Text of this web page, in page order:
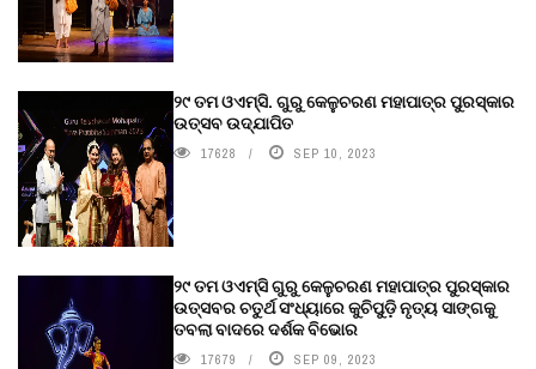
୨୯ ତମ ଓଏମ୍‌ସି. ଗୁରୁ କେଳୁଚରଣ ମହାପାତ୍ର ପୁରସ୍କାର
ଉତ୍ସବ ଉଦ୍‍ଯାପିତ
17628 SEP 10, 2023
୨୯ ତମ ଓଏମ୍‌ସି ଗୁରୁ କେଳୁଚରଣ ମହାପାତ୍ର ପୁରସ୍କାର
ଉତ୍ସବର ଚତୁର୍ଥ ସଂଧ୍ୟାରେ କୁଚିପୁଡ଼ି ନୃତ୍ୟ ସାଙ୍ଗକୁ
ତବଲା ବାଦରେ ଦର୍ଶକ ବିଭୋର
17679 SEP 09, 2023